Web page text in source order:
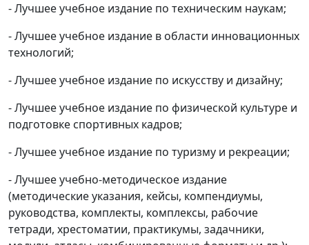
- Лучшее учебное издание по техническим наукам;
- Лучшее учебное издание в области инновационных
технологий;
- Лучшее учебное издание по искусству и дизайну;
- Лучшее учебное издание по физической культуре и
подготовке спортивных кадров;
- Лучшее учебное издание по туризму и рекреации;
- Лучшее учебно-методическое издание
(методические указания, кейсы, компендиумы,
руководства, комплекты, комплексы, рабочие
тетради, хрестоматии, практикумы, задачники,